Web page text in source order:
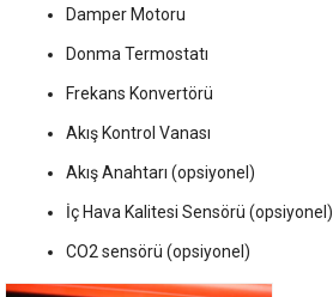
Damper Motoru
Donma Termostatı
Frekans Konvertörü
Akış Kontrol Vanası
Akış Anahtarı (opsiyonel)
İç Hava Kalitesi Sensörü (opsiyonel)
CO2 sensörü (opsiyonel)